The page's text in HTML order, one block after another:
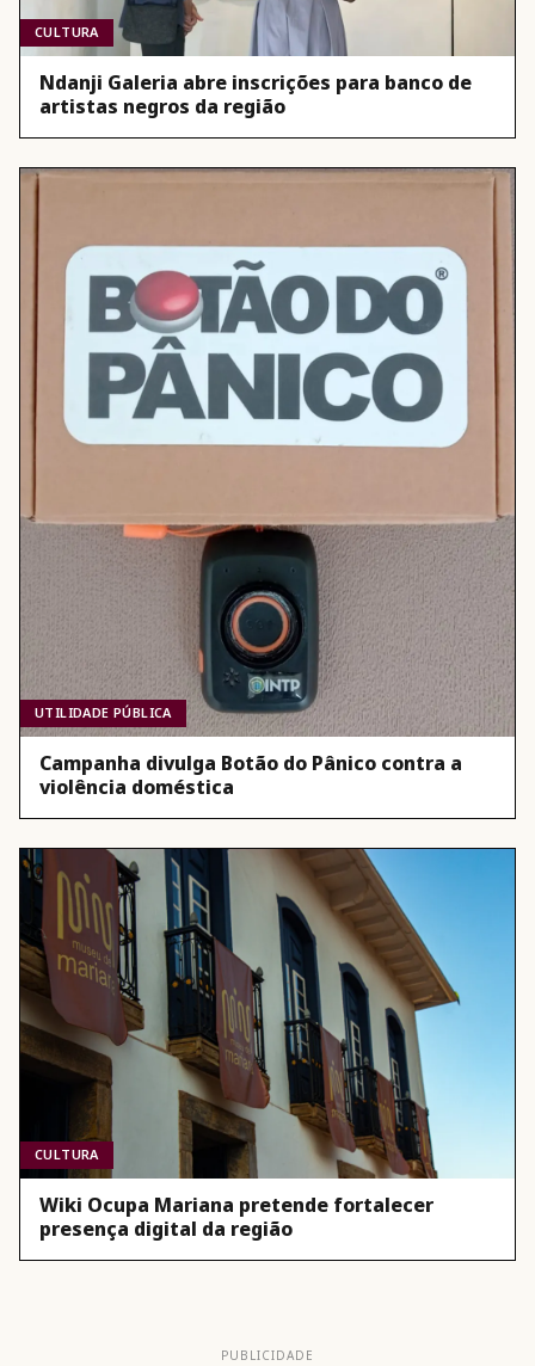
CULTURA
Ndanji Galeria abre inscrições para banco de
artistas negros da região
UTILIDADE PÚBLICA
Campanha divulga Botão do Pânico contra a
violência doméstica
CULTURA
Wiki Ocupa Mariana pretende fortalecer
presença digital da região
PUBLICIDADE